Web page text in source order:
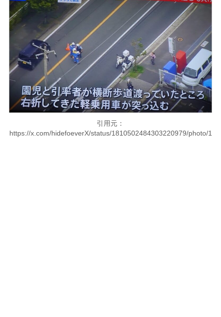
引用元：
https://x.com/hidefoeverX/status/1810502484303220979/photo/1